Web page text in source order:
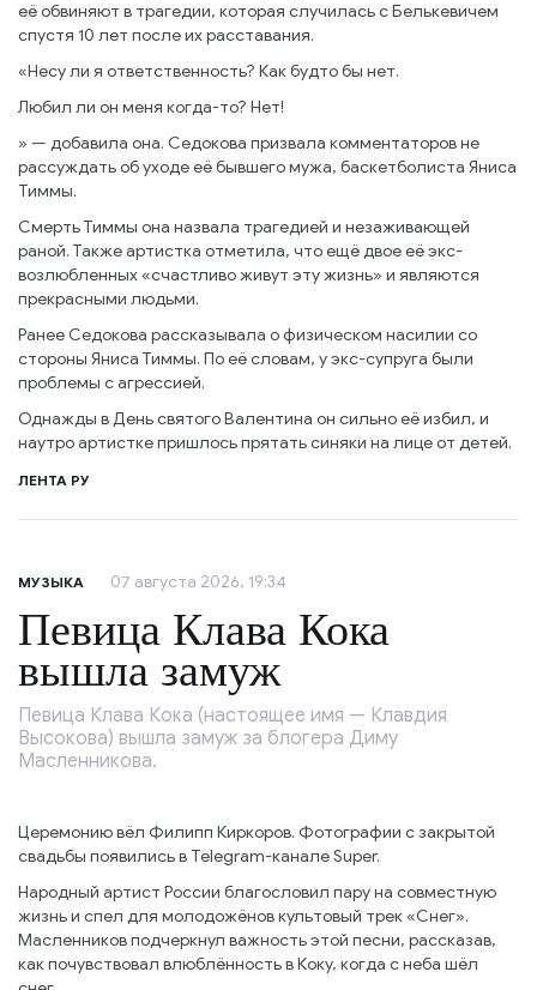
её обвиняют в трагедии, которая случилась с Белькевичем
спустя 10 лет после их расставания.
«Несу ли я ответственность? Как будто бы нет.
Любил ли он меня когда-то? Нет!
» — добавила она. Седокова призвала комментаторов не
рассуждать об уходе её бывшего мужа, баскетболиста Яниса
Тиммы.
Смерть Тиммы она назвала трагедией и незаживающей
раной. Также артистка отметила, что ещё двое её экс-
возлюбленных «счастливо живут эту жизнь» и являются
прекрасными людьми.
Ранее Седокова рассказывала о физическом насилии со
стороны Яниса Тиммы. По её словам, у экс-супруга были
проблемы с агрессией.
Однажды в День святого Валентина он сильно её избил, и
наутро артистке пришлось прятать синяки на лице от детей.
ЛЕНТА РУ
МУЗЫКА 07 августа 2026, 19:34
Певица Клава Кока
вышла замуж
Певица Клава Кока (настоящее имя — Клавдия
Высокова) вышла замуж за блогера Диму
Масленникова.
Церемонию вёл Филипп Киркоров. Фотографии с закрытой
свадьбы появились в Telegram-канале Super.
Народный артист России благословил пару на совместную
жизнь и спел для молодожёнов культовый трек «Снег».
Масленников подчеркнул важность этой песни, рассказав,
как почувствовал влюблённость в Коку, когда с неба шёл